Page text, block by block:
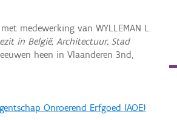
met medewerking van WYLLEMAN L.
in België, Architectuur, Stad
heen in Vlaanderen 3nd,
Onroerend Erfgoed (AOE)